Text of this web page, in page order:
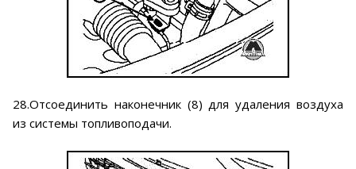
28.Отсоединить наконечник (8) для удаления воздуха
из системы топливоподачи.